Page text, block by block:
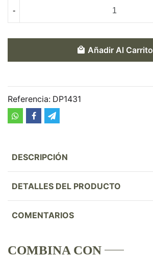
-
Añadir Al Carrito
Referencia: DP1431
DESCRIPCIÓN
DETALLES DEL PRODUCTO
COMENTARIOS
COMBINA CON